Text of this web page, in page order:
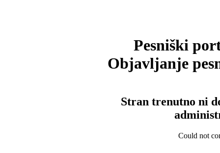
Pesniški
Objavljanje
Stran trenutno ni
Could not